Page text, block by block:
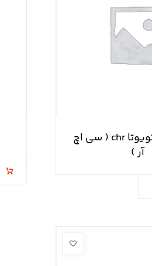
فنر ساعتی تویوتا chr ( سی اچ
آر )